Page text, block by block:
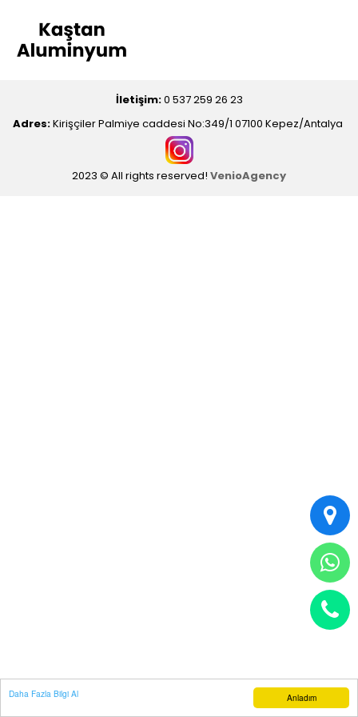
Anladım
Daha Fazla Bilgi Al
İletişim:0 537 259 26 23
Adres:Kirişçiler Palmiye caddesi No:349/1 07100 Kepez/Antalya
2023 © All rights reserved! VenioAgency